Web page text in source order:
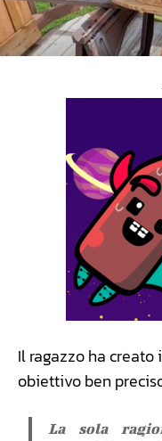
Il ragazzo ha
obiettivo ben
La sola